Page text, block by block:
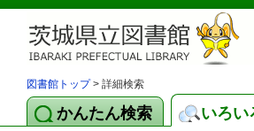
図書館トップ> 詳細検索
かんたん検索 いろい